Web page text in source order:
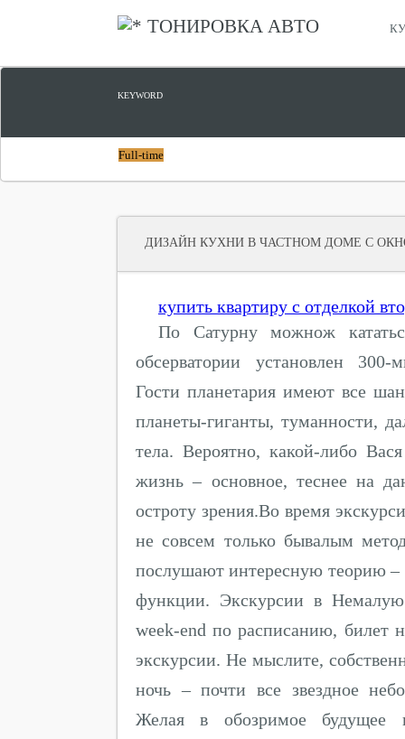
ТОНИРОВКА АВТО
KEYWORD
Full-time
ДИЗАЙН КУХНИ В ЧАСТНОМ ДОМЕ С
купить квартиру с отделкой
По Сатурну можнож
обсерватории установлен 300-
Гости планетария имеют все
планеты-гиганты, туманности,
тела. Вероятно, какой-либо
жизнь – основное, теснее на
остроту зрения.Во время
не совсем только бывалым
послушают интересную теорию –
функции. Экскурсии в
week-end по расписанию, билет
экскурсии. Не мыслите,
ночь – почти все звездное
Желая в обозримое будущее